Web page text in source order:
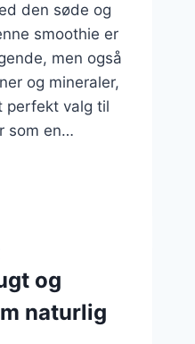
den søde og
smoothie er
men også
og mineraler,
perfekt valg til
som en…
og
naturlig